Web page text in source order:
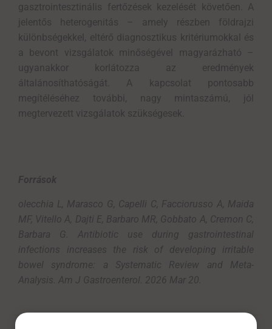
gasztrointesztinális fertőzések kezelését követően. A
jelentős heterogenitás – amely részben földrajzi
különbségekkel, eltérő diagnosztikus kritériumokkal és
a bevont vizsgálatok minőségével magyarázható –
ugyanakkor korlátozza az eredmények
általánosíthatóságát. A kapcsolat pontosabb
megítéléséhez további, nagy mintaszámú, jól
megtervezett vizsgálatok szükségesek.
Források
olecchia L, Marasco G, Capelli C, Facciorusso A, Maida
MF, Vitello A, Dajti E, Barbaro MR, Gobbato A, Cremon C,
Barbara G. Antibiotic use during gastrointestinal
infections increases the risk of developing irritable
bowel syndrome : a Systematic Review and Meta-
Analysis . Am J Gastroenterol . 2026 Mar 20.